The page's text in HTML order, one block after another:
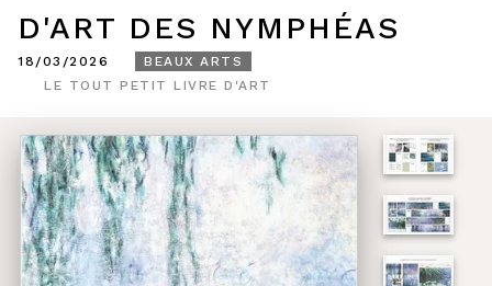
D'ART DES NYMPHÉAS
18/03/2026
BEAUX ARTS
LE TOUT PETIT LIVRE D'ART